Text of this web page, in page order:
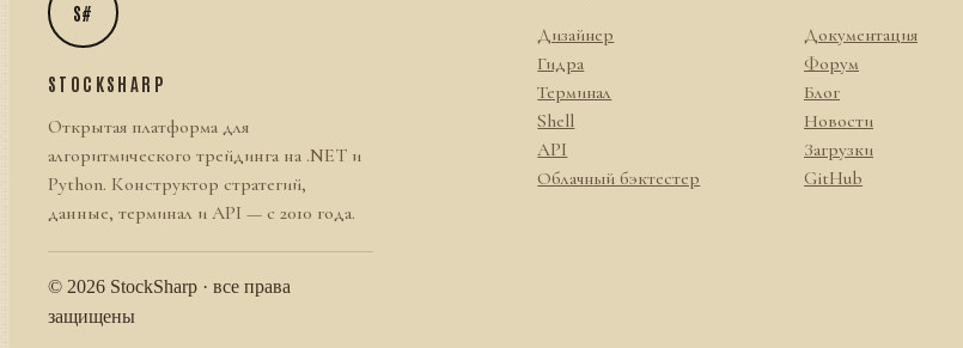
S#
STOCKSHARP
Открытая платформа для
алгоритмического трейдинга на .NET и
Python. Конструктор стратегий,
данные, терминал и API — с 2010 года.
© 2026 StockSharp · все права
защищены
Дизайнер
Гидра
Терминал
Shell
API
Облачный бэктестер
Документация
Форум
Блог
Новости
Загрузки
GitHub